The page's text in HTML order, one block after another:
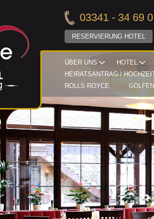
03341 - 34 69 0
RESERVIERUNG HOTEL
ÜBER UNS HOTEL
HEIRATSANTRAG /
ROLLS ROYCE
GOLFEN